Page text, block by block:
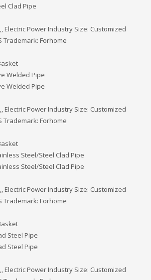
Clad Pipe
Electric Power Industry Size: Customized
Trademark: Forhome
Welded Pipe
Welded Pipe
Electric Power Industry Size: Customized
Trademark: Forhome
Steel/Steel Clad Pipe
Steel/Steel Clad Pipe
Electric Power Industry Size: Customized
Trademark: Forhome
Steel Pipe
Steel Pipe
Electric Power Industry Size: Customized